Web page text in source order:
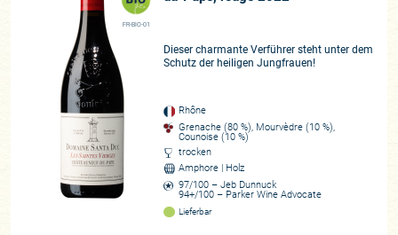
Zusammenarbeit
Das Weingut ist seit sechs Generationen im Familienbesitz
FR-BIO-01
Dieser charmante Verführer steht unter dem
Schutz der heiligen Jungfrauen!
Rhône
Grenache (80 %), Mourvèdre (10 %),
Counoise (10 %)
trocken
Amphore | Holz
97/100 – Jeb Dunnuck
94+/100 – Parker Wine Advocate
Lieferbar